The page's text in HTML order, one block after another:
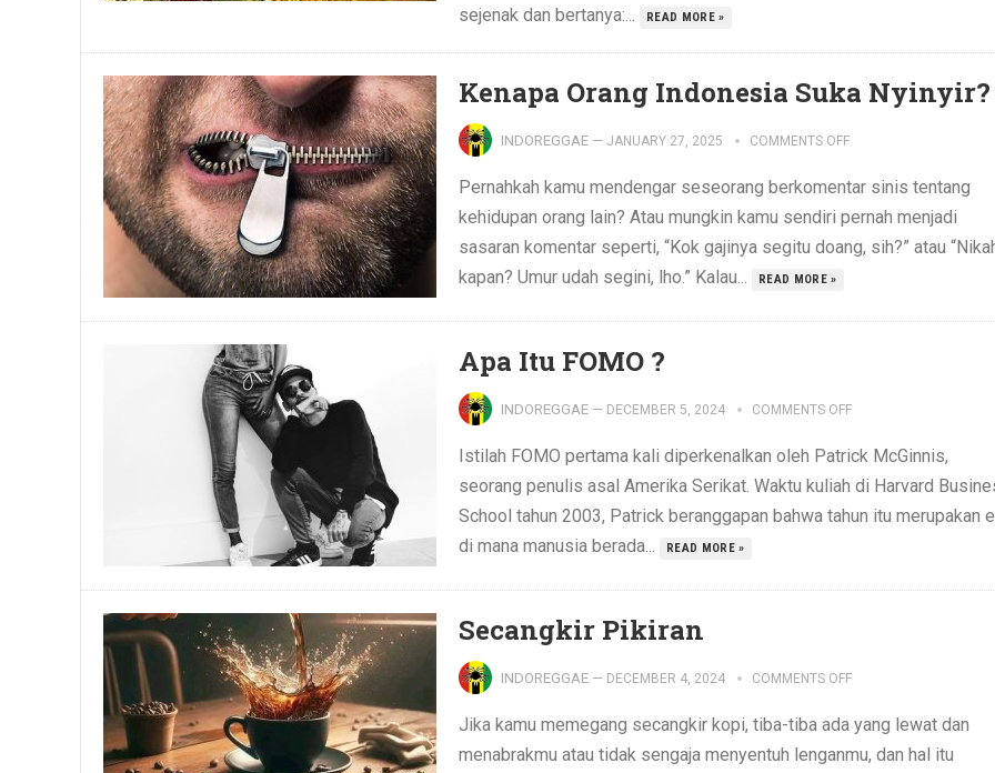
sejenak dan bertanya:...
READ MORE »
Kenapa Orang Indonesia Suka Nyinyir?
INDOREGGAE — JANUARY 27, 2025 COMMENTS OFF
Pernahkah kamu mendengar seseorang berkomentar sinis tentang
kehidupan orang lain? Atau mungkin kamu sendiri pernah menjadi
sasaran komentar seperti, “Kok gajinya segitu doang, sih?” atau
kapan? Umur udah segini, lho.” Kalau...
READ MORE »
Apa Itu FOMO ?
INDOREGGAE — DECEMBER 5, 2024 COMMENTS OFF
Istilah FOMO pertama kali diperkenalkan oleh Patrick McGinnis,
seorang penulis asal Amerika Serikat. Waktu kuliah di Harvard
School tahun 2003, Patrick beranggapan bahwa tahun itu merupakan
di mana manusia berada...
READ MORE »
Secangkir Pikiran
INDOREGGAE — DECEMBER 4, 2024 COMMENTS OFF
Jika kamu memegang secangkir kopi, tiba-tiba ada yang lewat dan
menabrakmu atau tidak sengaja menyentuh lenganmu, dan hal itu